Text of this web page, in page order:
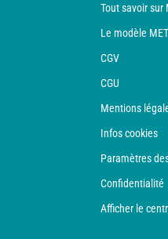
Tout savoir sur
Le modèle
CGV
CGU
Mentions
Infos cookies
Paramètres
Confidentialité
Afficher le